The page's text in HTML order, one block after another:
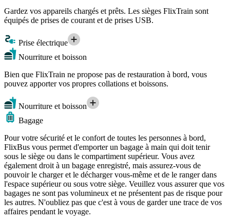
Gardez vos appareils chargés et prêts. Les sièges FlixTrain sont
équipés de prises de courant et de prises USB.
Prise électrique
Nourriture et boisson
Bien que FlixTrain ne propose pas de restauration à bord, vous
pouvez apporter vos propres collations et boissons.
Nourriture et boisson
Bagage
Pour votre sécurité et le confort de toutes les personnes à bord,
FlixBus vous permet d'emporter un bagage à main qui doit tenir
sous le siège ou dans le compartiment supérieur. Vous avez
également droit à un bagage enregistré, mais assurez-vous de
pouvoir le charger et le décharger vous-même et de le ranger dans
l'espace supérieur ou sous votre siège. Veuillez vous assurer que vos
bagages ne sont pas volumineux et ne présentent pas de risque pour
les autres. N'oubliez pas que c'est à vous de garder une trace de vos
affaires pendant le voyage.